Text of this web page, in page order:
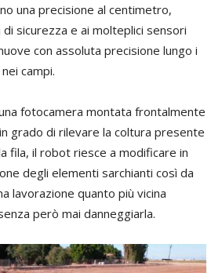
una precisione al centimetro,
di sicurezza e ai molteplici sensori
con assoluta precisione lungo i
campi.
fotocamera montata frontalmente
grado di rilevare la coltura presente
fila, il robot riesce a modificare in
degli elementi sarchianti così da
lavorazione quanto più vicina
però mai danneggiarla.